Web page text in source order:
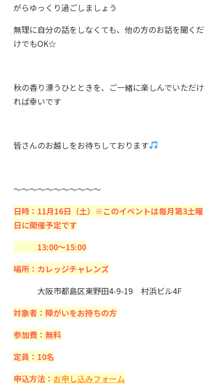
がらゆっくり過ごしましょう
無理に自分の話をしなくても、他の方のお話を聞くだ
けでもOK☆
秋の香り漂うひとときを、ご一緒に楽しんでいただけ
れば幸いです
皆さんのお越しをお待ちしております
～～～～～～～～～～～
日時：11月16日（土） ※このイベントは毎月第3土曜
日に開催予定です
13:00～15:00
場所：カレッジチャレンズ
大阪市都島区東野田4-9-19 村浜ビル4F
対象者：障がいをお持ちの方
参加費：無料
定員：10名
申込方法： お申し込みフォーム